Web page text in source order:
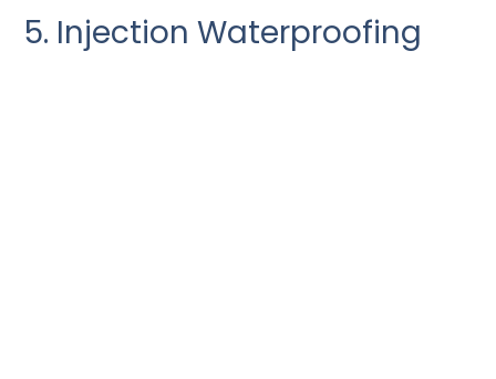
5. Injection Waterproofing